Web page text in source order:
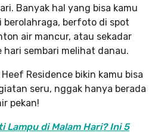
Banyak hal yang bisa kamu
berolahraga, berfoto di spot
air mancur, atau sekadar
sembari melihat danau.
Residence bikin kamu bisa
seru, nggak hanya berada
pekan!
Lampu di Malam Hari? Ini 5